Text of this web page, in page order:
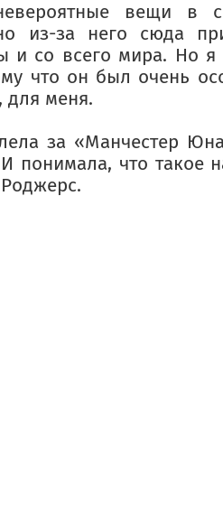
вещи в
из-за него сюда
и со всего мира. Но я
что он был очень
для меня.
за «Манчестер
понимала, что такое